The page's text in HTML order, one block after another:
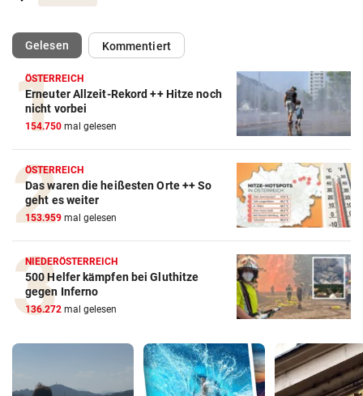
Gelesen(ausgewählt)Kommentiert
ÖSTERREICH
Erneuter Allzeit-Rekord ++ Hitze noch
nicht vorbei
154.750 mal gelesen
ÖSTERREICH
Das waren die heißesten Orte ++ So
geht es weiter
153.959 mal gelesen
NIEDERÖSTERREICH
500 Helfer kämpfen bei Gluthitze
gegen Inferno
136.272 mal gelesen